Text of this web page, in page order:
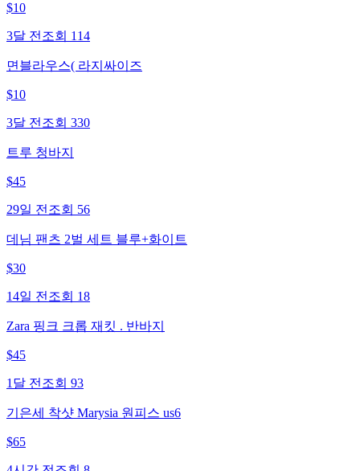
$10
3달 전 조회 114
면블라우스( 라지싸이즈
$10
3달 전 조회 330
트루 청바지
$45
29일 전 조회 56
데님 팬츠 2벌 세트 블루+화이트
$30
14일 전 조회 18
Zara 핑크 크롭 재킷 . 반바지
$45
1달 전 조회 93
기은세 착샷 Marysia 원피스 us6
$65